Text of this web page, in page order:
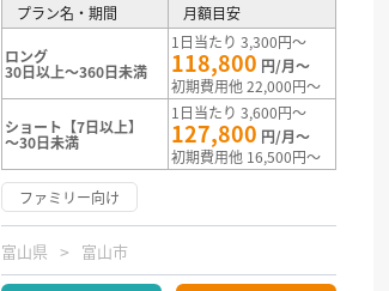
プラン名・期間 月額目安
ロング
30日以上～360日未満
1日当たり 3,300円～
118,800 円/月～
初期費用他 22,000円～
ショート【7日以上】
～30日未満
1日当たり 3,600円～
127,800 円/月～
初期費用他 16,500円～
ファミリー向け
富山県 富山市